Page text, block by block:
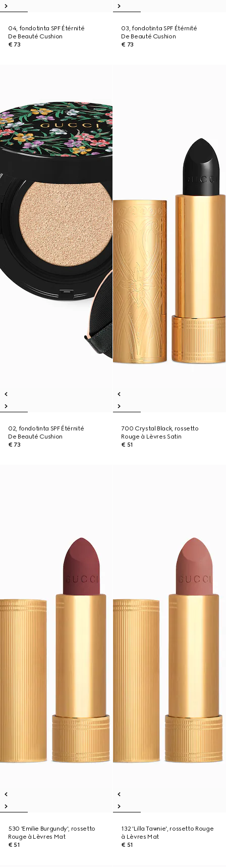
04, fondotinta SPF Étérnité
De Beauté Cushion
€ 73
03, fondotinta SPF Étérnité
De Beauté Cushion
€ 73
02, fondotinta SPF Étérnité
De Beauté Cushion
€ 73
700 Crystal Black, rossetto
Rouge à Lèvres Satin
€ 51
530 'Emilie Burgundy', rossetto
Rouge à Lèvres Mat
€ 51
132 'Lilla Tawnie', rossetto Rouge
à Lèvres Mat
€ 51